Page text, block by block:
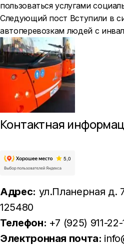
пользоваться услугами
Следующий пост Вступили в
автоперевозкам людей с
Контактная
Адрес: ул.Планерная д.
125480
Телефон: +7 (925) 911-22-
Электронная почта: